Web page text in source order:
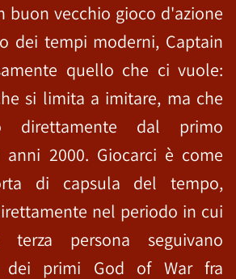
buon vecchio gioco d'azione
dei tempi moderni, Captain
quello che ci vuole:
si limita a imitare, ma che
direttamente dal primo
anni 2000. Giocarci è come
di capsula del tempo,
nel periodo in cui
persona seguivano
dei primi God of War fra